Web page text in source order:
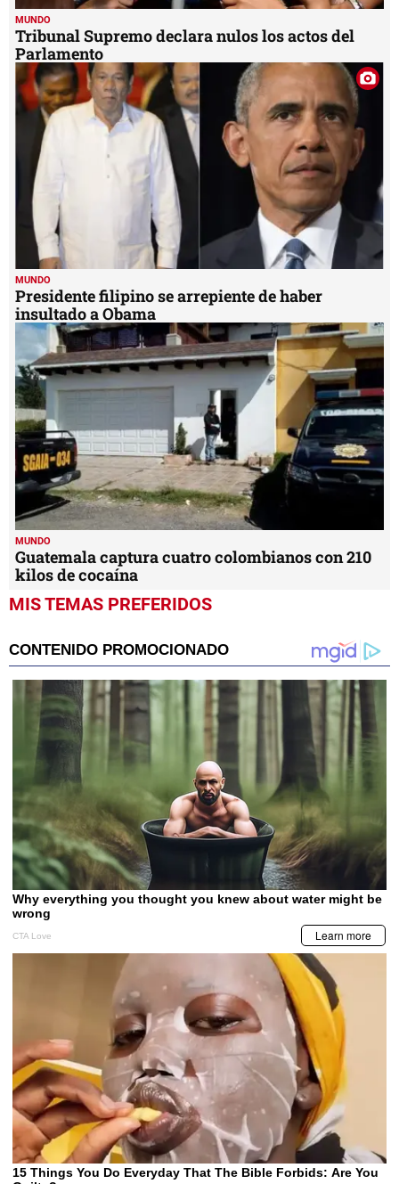
MUNDO
Tribunal Supremo declara nulos los actos del
Parlamento
MUNDO
Presidente filipino se arrepiente de haber
insultado a Obama
MUNDO
Guatemala captura cuatro colombianos con 210
kilos de cocaína
MIS TEMAS PREFERIDOS